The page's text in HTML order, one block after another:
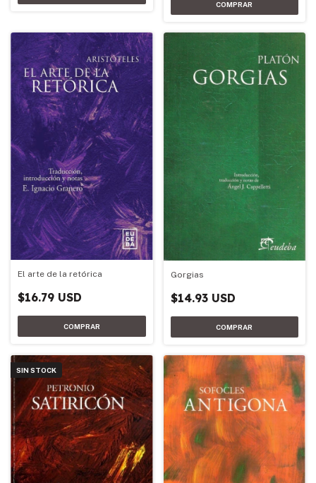
El arte de la retórica
$16.79 USD
Gorgias
$14.93 USD
SIN STOCK